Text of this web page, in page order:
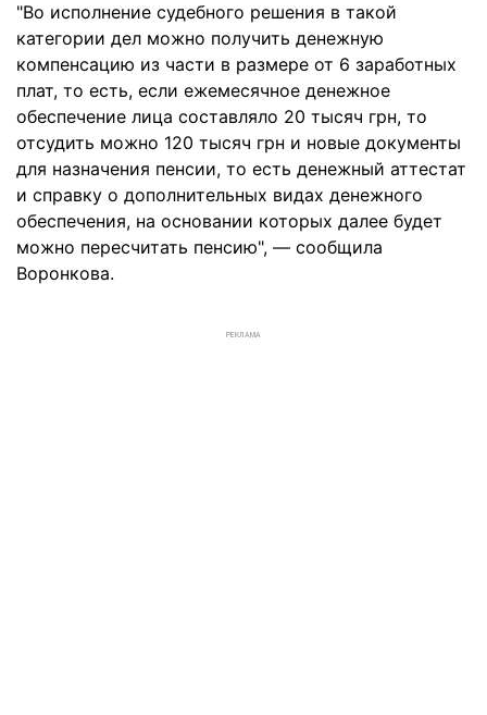
"Во исполнение судебного решения в такой
категории дел можно получить денежную
компенсацию из части в размере от 6 заработных
плат, то есть, если ежемесячное денежное
обеспечение лица составляло 20 тысяч грн, то
отсудить можно 120 тысяч грн и новые документы
для назначения пенсии, то есть денежный аттестат
и справку о дополнительных видах денежного
обеспечения, на основании которых далее будет
можно пересчитать пенсию", — сообщила
Воронкова.
РЕКЛАМА